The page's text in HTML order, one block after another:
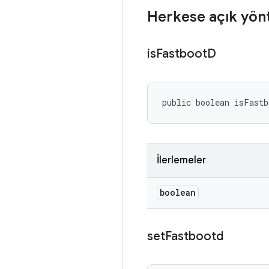
Herkese açık
isFastbootD
public boolean
İlerlemeler
boolean
setFastbootd